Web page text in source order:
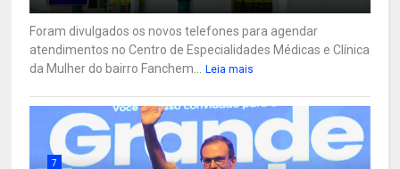
Foram divulgados os novos telefones para agendar
atendimentos no Centro de Especialidades Médicas e Clínica
da Mulher do bairro Fanchem...
Leia mais
7